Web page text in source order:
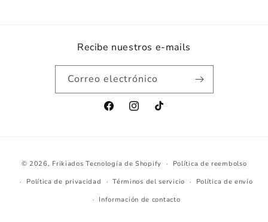
Recibe nuestros e-mails
Correo electrónico
FacebookInstagramTikTok
de
pago
© 2026, Frikiados Tecnología de Shopify
Política de reembolso
Política de privacidad
Términos del servicio
Política de envío
Información de contacto